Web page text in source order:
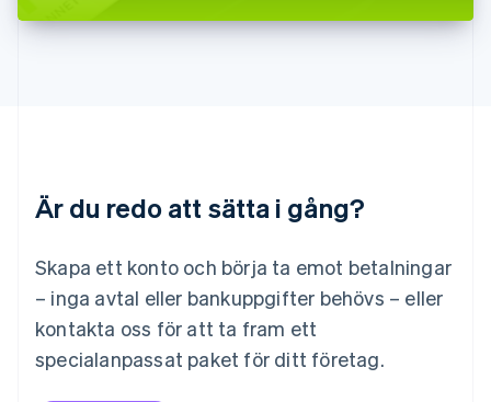
Är du redo att sätta i gång?
Skapa ett konto och börja ta emot betalningar
– inga avtal eller bankuppgifter behövs – eller
kontakta oss för att ta fram ett
specialanpassat paket för ditt företag.
Luxemburg
Nederländerna
Norge
English
Nya Zeeland
English
English